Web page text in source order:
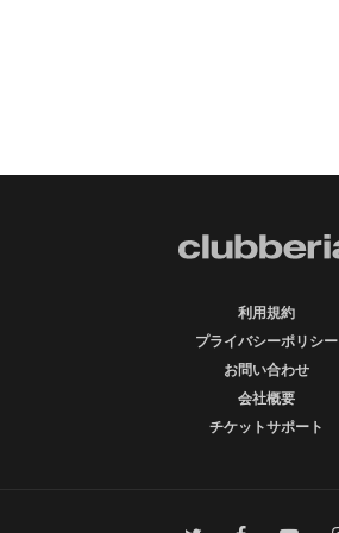
利用規約
プライバシーポリシー
お問い合わせ
会社概要
チケットサポート